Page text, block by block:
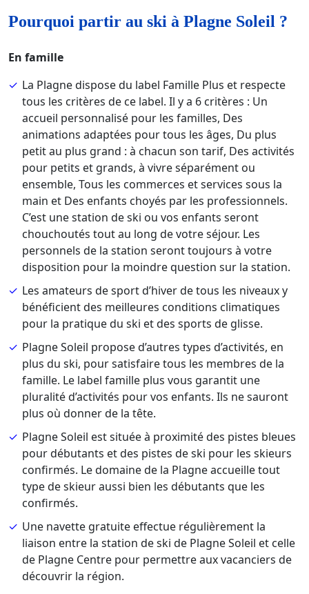
Pourquoi partir au ski à Plagne Soleil ?
En famille
La Plagne dispose du label Famille Plus et respecte
tous les critères de ce label. Il y a 6 critères : Un
accueil personnalisé pour les familles, Des
animations adaptées pour tous les âges, Du plus
petit au plus grand : à chacun son tarif, Des activités
pour petits et grands, à vivre séparément ou
ensemble, Tous les commerces et services sous la
main et Des enfants choyés par les professionnels.
C’est une station de ski ou vos enfants seront
chouchoutés tout au long de votre séjour. Les
personnels de la station seront toujours à votre
disposition pour la moindre question sur la station.
Les amateurs de sport d’hiver de tous les niveaux y
bénéficient des meilleures conditions climatiques
pour la pratique du ski et des sports de glisse.
Plagne Soleil propose d’autres types d’activités, en
plus du ski, pour satisfaire tous les membres de la
famille. Le label famille plus vous garantit une
pluralité d’activités pour vos enfants. Ils ne sauront
plus où donner de la tête.
Plagne Soleil est située à proximité des pistes bleues
pour débutants et des pistes de ski pour les skieurs
confirmés. Le domaine de la Plagne accueille tout
type de skieur aussi bien les débutants que les
confirmés.
Une navette gratuite effectue régulièrement la
liaison entre la station de ski de Plagne Soleil et celle
de Plagne Centre pour permettre aux vacanciers de
découvrir la région.